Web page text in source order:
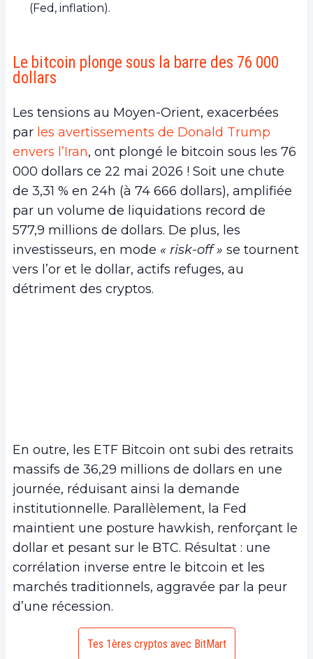
(Fed, inflation).
Le bitcoin plonge sous la barre des 76 000
dollars
Les tensions au Moyen-Orient, exacerbées
par les avertissements de Donald Trump
envers l’Iran, ont plongé le bitcoin sous les 76
000 dollars ce 22 mai 2026 ! Soit une chute
de 3,31 % en 24h (à 74 666 dollars), amplifiée
par un volume de liquidations record de
577,9 millions de dollars. De plus, les
investisseurs, en mode « risk-off » se tournent
vers l’or et le dollar, actifs refuges, au
détriment des cryptos.
En outre, les ETF Bitcoin ont subi des retraits
massifs de 36,29 millions de dollars en une
journée, réduisant ainsi la demande
institutionnelle. Parallèlement, la Fed
maintient une posture hawkish, renforçant le
dollar et pesant sur le BTC. Résultat : une
corrélation inverse entre le bitcoin et les
marchés traditionnels, aggravée par la peur
d’une récession.
Tes 1ères cryptos avec BitMart